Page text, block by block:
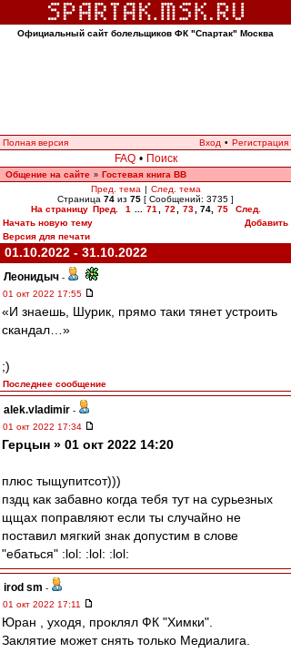
Официальный сайт болельщиков ФК "Спартак" Москва
Полная версия Вход • Регистрация
FAQ • Поиск
Общение на сайте » Гостевая книга ВВ
Пред. тема | След. тема
Страница 74 из 75 [ Сообщений: 3735 ]
На страницу Пред. 1 71 72 73 74, 75
След.
Начать новую тему
Добавить
Версия для печати
01.10.2022 - 31.10.2022
Леонидыч -
01 окт 2022 17:55
«И знаешь, Шурик, прямо таки тянет устроить
скандал…»
;)
Последнее сообщение
alek.vladimir -
01 окт 2022 17:34
Герцын » 01 окт 2022 14:20
плюс тыщупитсот)))
пздц как забавно когда тебя тут на сурьезных
щщах поправляют если ты случайно не
поставил мягкий знак допустим в слове
"ебаться" :lol: :lol: :lol:
irod sm -
01 окт 2022 17:11
Юран , уходя, проклял ФК "Химки".
Заклятие может снять только Медиалига.